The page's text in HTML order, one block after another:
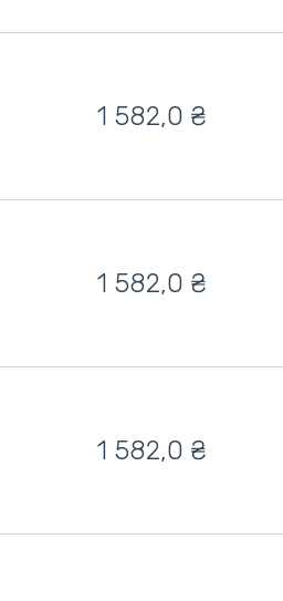
1 582,0 ₴
1 582,0 ₴
1 582,0 ₴